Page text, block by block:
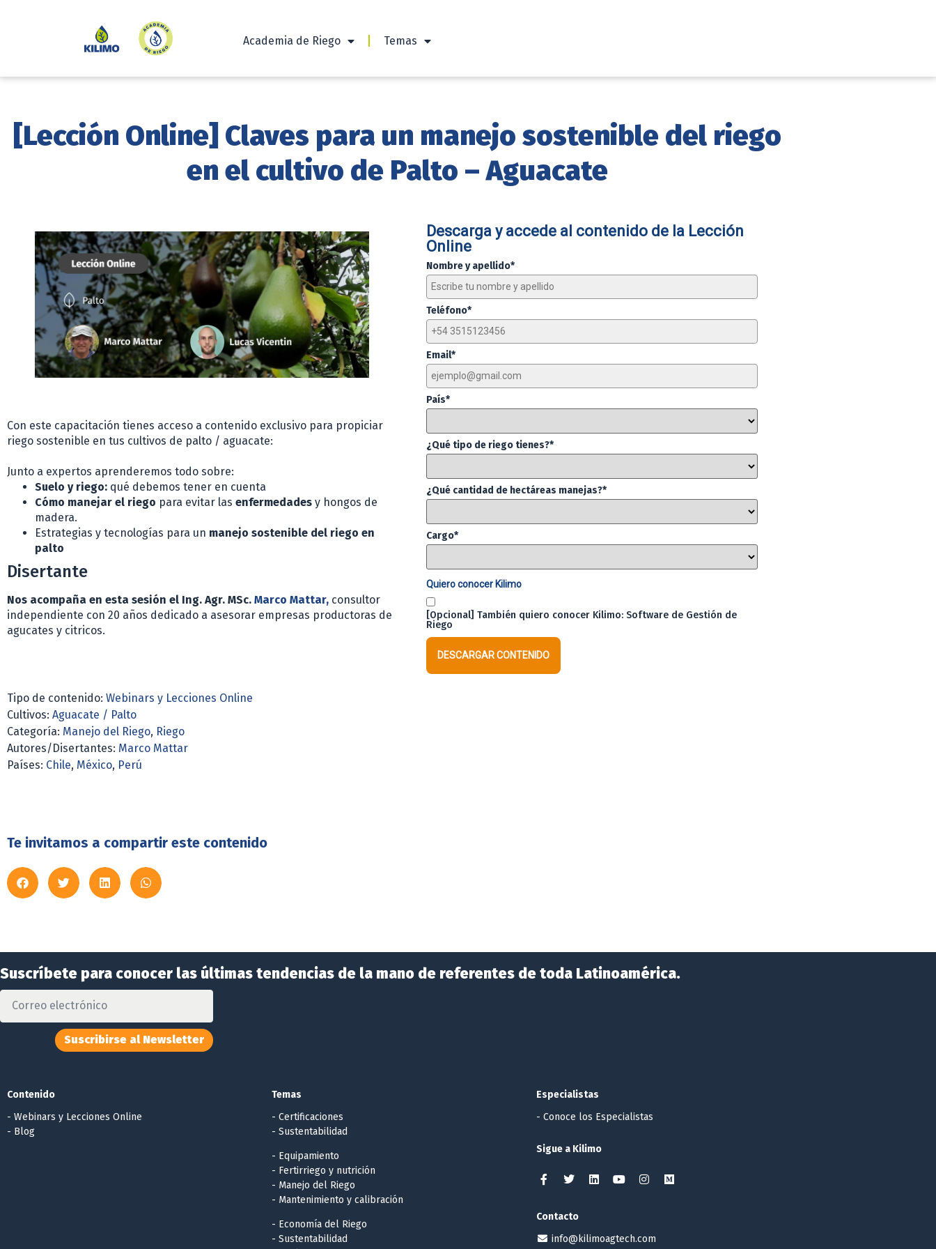
Academia de Riego Temas
[Lección Online] Claves para un manejo sostenible del riego
en el cultivo de Palto – Aguacate
Con este capacitación tienes acceso a contenido exclusivo para propiciar
riego sostenible en tus cultivos de palto / aguacate:
Junto a expertos aprenderemos todo sobre:
Suelo y riego: qué debemos tener en cuenta
Cómo manejar el riego para evitar las enfermedades y hongos de
madera.
Estrategias y tecnologías para un manejo sostenible del riego en
palto
Disertante
Nos acompaña en esta sesión el Ing. Agr. MSc. Marco Mattar, consultor
independiente con 20 años dedicado a asesorar empresas productoras de
agucates y citricos.
Descarga y accede al contenido de la Lección
Online
Nombre y apellido*
Teléfono*
Email*
País*
¿Qué tipo de riego tienes?*
¿Qué cantidad de hectáreas manejas?*
Cargo*
Quiero conocer Kilimo
[Opcional] También quiero conocer Kilimo: Software de Gestión de
Riego
DESCARGAR CONTENIDO
Tipo de contenido: Webinars y Lecciones Online
Cultivos: Aguacate / Palto
Categoría: Manejo del Riego, Riego
Autores/Disertantes: Marco Mattar
Países: Chile, México, Perú
Te invitamos a compartir este contenido
Suscríbete para conocer las últimas tendencias de la mano de referentes de toda Latinoamérica.
Suscribirse al Newsletter
Contenido
- Webinars y Lecciones Online
- Blog
Temas
- Certificaciones
- Sustentabilidad
- Equipamiento
- Fertirriego y nutrición
- Manejo del Riego
- Mantenimiento y calibración
- Economía del Riego
- Sustentabilidad
Especialistas
- Conoce los Especialistas
Sigue a Kilimo
Contacto
info@kilimoagtech.com